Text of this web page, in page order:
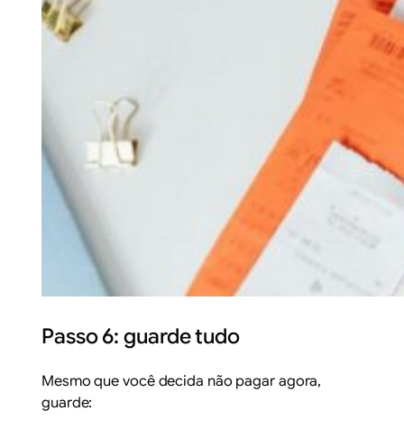
Passo 6: guarde tudo
Mesmo que você decida não pagar agora,
guarde: